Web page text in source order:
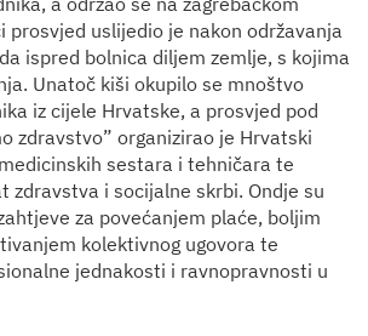
prosvjed uslijedio je nakon održavanja
ispred bolnica diljem zemlje, s kojima
Unatoč kiši okupilo se mnoštvo
iz cijele Hrvatske, a prosvjed pod
zdravstvo” organizirao je Hrvatski
sestara i tehničara te
zdravstva i socijalne skrbi. Ondje su
za povećanjem plaće, boljim
kolektivnog ugovora te
jednakosti i ravnopravnosti u